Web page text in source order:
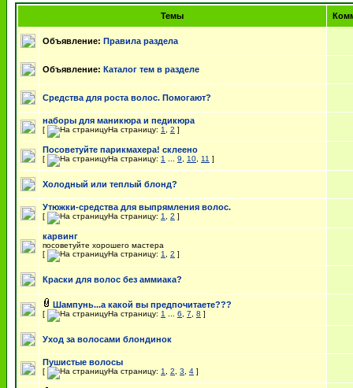
Темы
Объявление: Правила раздела
Объявление: Каталог тем в разделе
Средства для роста волос. Помогают?
наборы для маникюра и педикюра
[ На страницу: 1 2 ]
Посоветуйте парикмахера! склеено
[ На страницу: 1 9 10 11 ]
Холодный или теплый блонд?
Утюжки-средства для выпрямления волос.
[ На страницу: 1 2 ]
карвинг
посоветуйте хорошего мастера
[
На страницу: 1 2 ]
Краски для волос без аммиака?
Шампунь...а какой вы предпочитаете???
[ На страницу: 1 6 7 8 ]
Уход за волосами блондинок
Пушистые волосы
[ На страницу: 1 2 3 4 ]